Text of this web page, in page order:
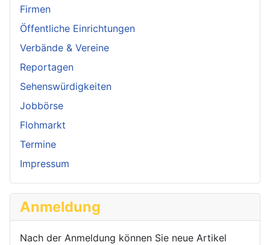
Firmen
Öffentliche Einrichtungen
Verbände & Vereine
Reportagen
Sehenswürdigkeiten
Jobbörse
Flohmarkt
Termine
Impressum
Anmeldung
Nach der Anmeldung können Sie neue Artikel